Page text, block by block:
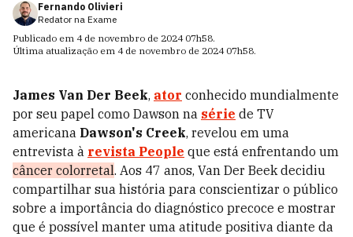
Fernando Olivieri
Redator na Exame
Publicado em 4 de novembro de 2024 07h58.
Última atualização em 4 de novembro de 2024 07h58.
James Van Der Beek, ator conhecido mundialmente
por seu papel como Dawson na série de TV
americana Dawson's Creek, revelou em uma
entrevista à revista People que está enfrentando um
câncer colorretal. Aos 47 anos, Van Der Beek decidiu
compartilhar sua história para conscientizar o público
sobre a importância do diagnóstico precoce e mostrar
que é possível manter uma atitude positiva diante da